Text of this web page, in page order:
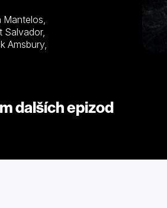
dalších epizod